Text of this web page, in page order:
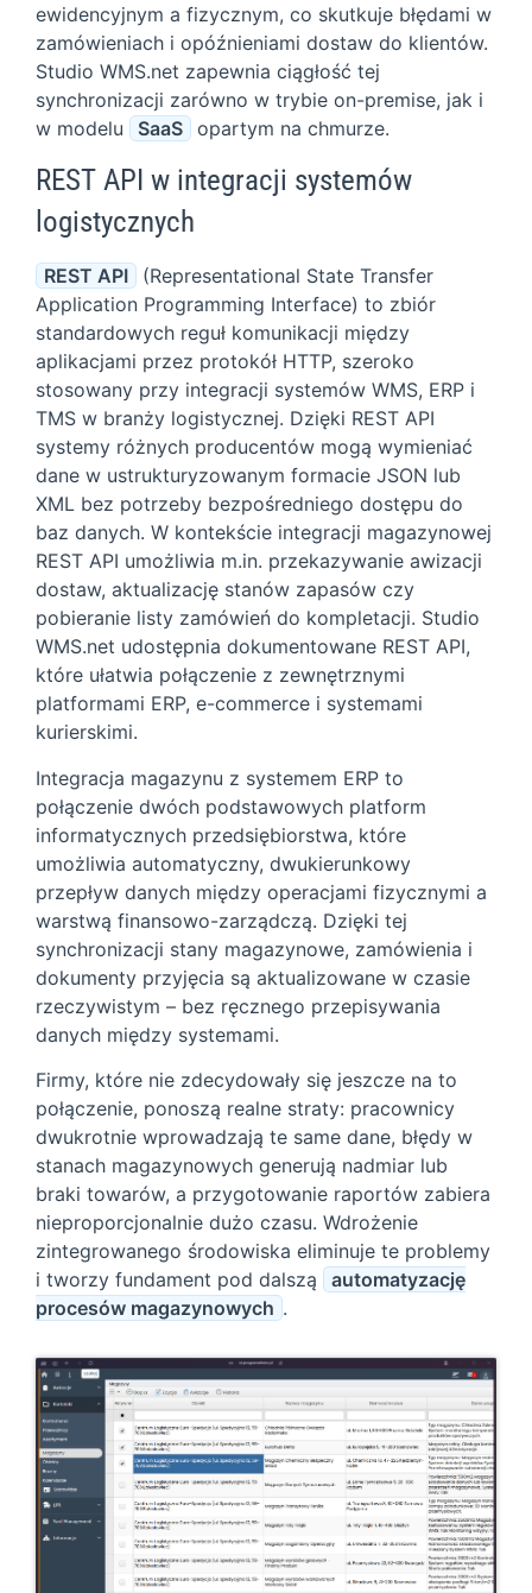
ewidencyjnym a fizycznym, co skutkuje błędami w
zamówieniach i opóźnieniami dostaw do klientów.
Studio WMS.net zapewnia ciągłość tej
synchronizacji zarówno w trybie on-premise, jak i
w modelu
SaaS opartym na chmurze.
REST API w integracji systemów
logistycznych
REST API
(Representational State Transfer
Application Programming Interface) to zbiór
standardowych reguł komunikacji między
aplikacjami przez protokół HTTP, szeroko
stosowany przy integracji systemów WMS, ERP i
TMS w branży logistycznej. Dzięki REST API
systemy różnych producentów mogą wymieniać
dane w ustrukturyzowanym formacie JSON lub
XML bez potrzeby bezpośredniego dostępu do
baz danych. W kontekście integracji magazynowej
REST API umożliwia m.in. przekazywanie awizacji
dostaw, aktualizację stanów zapasów czy
pobieranie listy zamówień do kompletacji. Studio
WMS.net udostępnia dokumentowane REST API,
które ułatwia połączenie z zewnętrznymi
platformami ERP, e-commerce i systemami
kurierskimi.
Integracja magazynu z systemem ERP to
połączenie dwóch podstawowych platform
informatycznych przedsiębiorstwa, które
umożliwia automatyczny, dwukierunkowy
przepływ danych między operacjami fizycznymi a
warstwą finansowo-zarządczą. Dzięki tej
synchronizacji stany magazynowe, zamówienia i
dokumenty przyjęcia są aktualizowane w czasie
rzeczywistym – bez ręcznego przepisywania
danych między systemami.
Firmy, które nie zdecydowały się jeszcze na to
połączenie, ponoszą realne straty: pracownicy
dwukrotnie wprowadzają te same dane, błędy w
stanach magazynowych generują nadmiar lub
braki towarów, a przygotowanie raportów zabiera
nieproporcjonalnie dużo czasu. Wdrożenie
zintegrowanego środowiska eliminuje te problemy
i tworzy fundament pod dalszą
automatyzację
procesów magazynowych .